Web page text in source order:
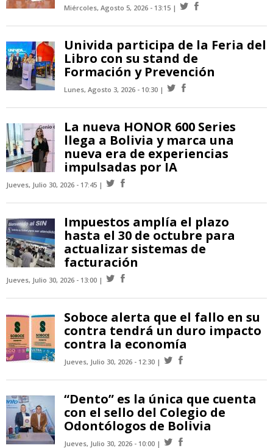
Miércoles, Agosto 5, 2026 - 13:15
Univida participa de la Feria del
Libro con su stand de
Formación y Prevención
Lunes, Agosto 3, 2026 - 10:30
La nueva HONOR 600 Series
llega a Bolivia y marca una
nueva era de experiencias
impulsadas por IA
Jueves, Julio 30, 2026 - 17:45
Impuestos amplía el plazo
hasta el 30 de octubre para
actualizar sistemas de
facturación
Jueves, Julio 30, 2026 - 13:00
Soboce alerta que el fallo en su
contra tendrá un duro impacto
contra la economía
Jueves, Julio 30, 2026 - 12:30
“Dento” es la única que cuenta
con el sello del Colegio de
Odontólogos de Bolivia
Jueves, Julio 30, 2026 - 10:00